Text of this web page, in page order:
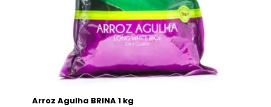
Arroz Agulha BRINA 1 kg